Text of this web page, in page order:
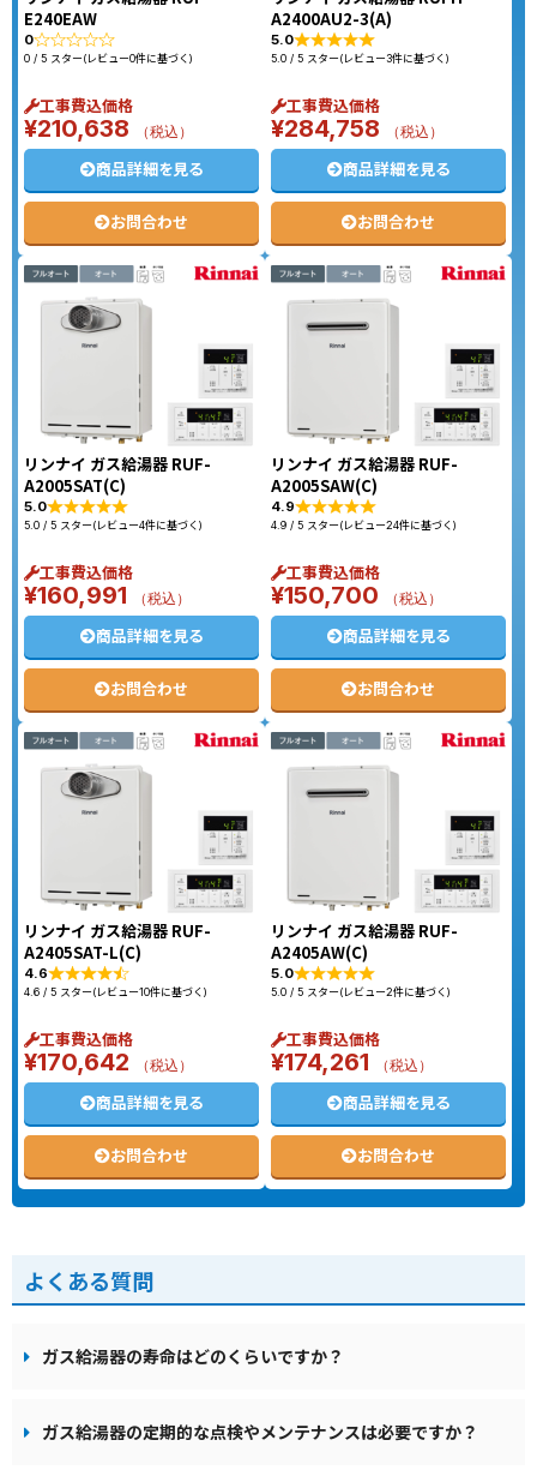
E240EAW
0
0 / 5 スター(レビュー0件に基づく)
工事費込価格
¥210,638 （税込）
商品詳細を見る
お問合わせ
A2400AU2-3(A)
5.0
5.0 / 5 スター(レビュー3件に基づく)
工事費込価格
¥284,758 （税込）
商品詳細を見る
お問合わせ
リンナイ ガス給湯器 RUF-
A2005SAT(C)
5.0
5.0 / 5 スター(レビュー4件に基づく)
工事費込価格
¥160,991 （税込）
商品詳細を見る
お問合わせ
リンナイ ガス給湯器 RUF-
A2005SAW(C)
4.9
4.9 / 5 スター(レビュー24件に基づく)
工事費込価格
¥150,700 （税込）
商品詳細を見る
お問合わせ
リンナイ ガス給湯器 RUF-
A2405SAT-L(C)
4.6
4.6 / 5 スター(レビュー10件に基づく)
工事費込価格
¥170,642 （税込）
商品詳細を見る
お問合わせ
リンナイ ガス給湯器 RUF-
A2405AW(C)
5.0
5.0 / 5 スター(レビュー2件に基づく)
工事費込価格
¥174,261 （税込）
商品詳細を見る
お問合わせ
よくある質問
ガス給湯器の寿命はどのくらいですか？
ガス給湯器の定期的な点検やメンテナンスは必要ですか？